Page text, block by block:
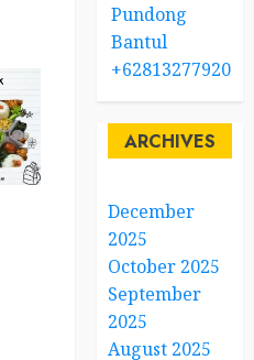
Pundong
Bantul
+6281327792084
ARCHIVES
December
2025
October 2025
September
2025
August 2025